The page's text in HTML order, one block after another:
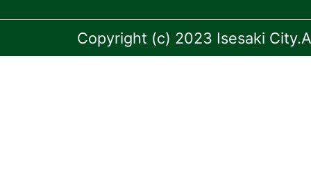
Copyright (c) 2023 Isesaki